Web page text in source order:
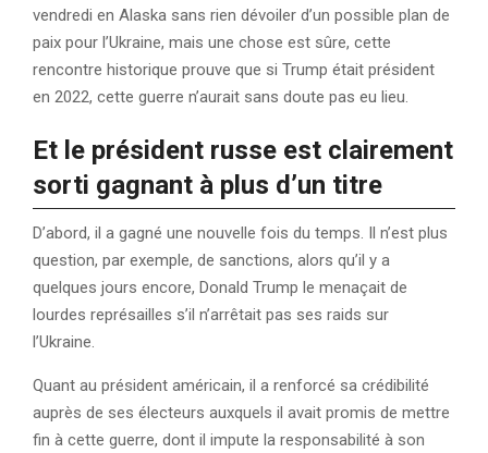
vendredi en Alaska sans rien dévoiler d’un possible plan de
paix pour l’Ukraine, mais une chose est sûre, cette
rencontre historique prouve que si Trump était président
en 2022, cette guerre n’aurait sans doute pas eu lieu.
Et le président russe est clairement
sorti gagnant à plus d’un titre
D’abord, il a gagné une nouvelle fois du temps. Il n’est plus
question, par exemple, de sanctions, alors qu’il y a
quelques jours encore, Donald Trump le menaçait de
lourdes représailles s’il n’arrêtait pas ses raids sur
l’Ukraine.
Quant au président américain, il a renforcé sa crédibilité
auprès de ses électeurs auxquels il avait promis de mettre
fin à cette guerre, dont il impute la responsabilité à son